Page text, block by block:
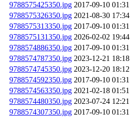
9788575425350.jpg 2017-09-10 01:31
9788575326350.jpg 2021-08-30 17:34
9788575313350.jpg 2017-09-10 01:31
9788575131350.jpg 2026-02-02 19:44
9788574886350.jpg 2017-09-10 01:31
9788574787350.jpg 2023-12-21 18:18
9788574745350.jpg 2023-12-20 18:12
9788574592350.jpg 2017-09-10 01:31
9788574563350.jpg 2021-02-18 01:51
9788574480350.jpg 2023-07-24 12:21
9788574307350.jpg 2017-09-10 01:31